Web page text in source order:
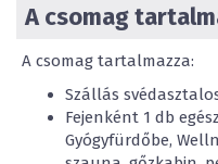
A csomag
A csomag tartalmazza:
Szállás
Fejenként 1 db
Gyógyfürdőbe,